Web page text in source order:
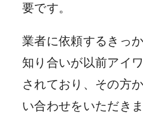
要です。
業者に依頼するきっ
知り合いが以前アイ
されており、その方
い合わせをいただきま